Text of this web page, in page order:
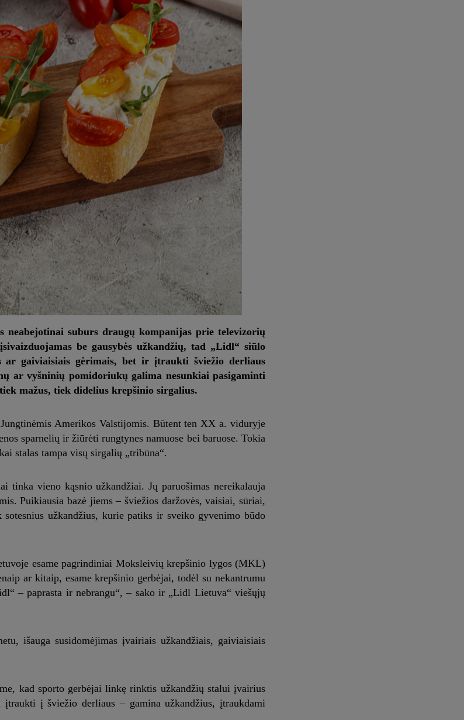
neabejotinai suburs draugų kompanijas prie televizorių
be gausybės užkandžių, tad „Lidl“ siūlo
gaiviaisiais gėrimais, bet ir įtraukti šviežio derliaus
ar vyšninių pomidoriukų galima nesunkiai pasigaminti
mažus, tiek didelius krepšinio sirgalius.
Amerikos Valstijomis. Būtent ten XX a. viduryje
sparnelių ir žiūrėti rungtynes namuose bei baruose. Tokia
stalas tampa visų sirgalių „tribūna“.
tinka vieno kąsnio užkandžiai. Jų paruošimas nereikalauja
Puikiausia bazė jiems – šviežios daržovės, vaisiai, sūriai,
užkandžius, kurie patiks ir sveiko gyvenimo būdo
esame pagrindiniai Moksleivių krepšinio lygos (MKL)
ar kitaip, esame krepšinio gerbėjai, todėl su nekantrumu
– paprasta ir nebrangu“, – sako ir „Lidl Lietuva“ viešųjų
išauga susidomėjimas įvairiais užkandžiais, gaiviaisiais
kad sporto gerbėjai linkę rinktis užkandžių stalui įvairius
įtraukti į šviežio derliaus – gamina užkandžius, įtraukdami